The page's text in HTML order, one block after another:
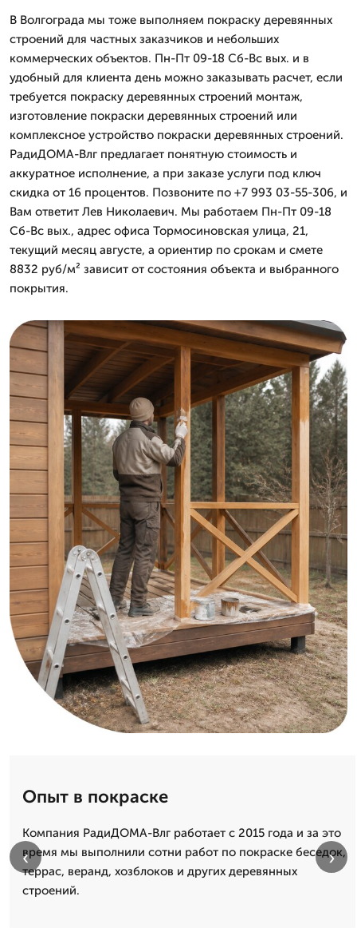
В Волгограда мы тоже выполняем покраску деревянных
строений для частных заказчиков и небольших
коммерческих объектов. Пн-Пт 09-18 Сб-Вс вых. и в
удобный для клиента день можно заказывать расчет, если
требуется покраску деревянных строений монтаж,
изготовление покраски деревянных строений или
комплексное устройство покраски деревянных строений.
РадиДОМА-Влг предлагает понятную стоимость и
аккуратное исполнение, а при заказе услуги под ключ
скидка от 16 процентов. Позвоните по +7 993 03-55-306, и
Вам ответит Лев Николаевич. Мы работаем Пн-Пт 09-18
Сб-Вс вых., адрес офиса Тормосиновская улица, 21,
текущий месяц августе, а ориентир по срокам и смете
8832 руб/м² зависит от состояния объекта и выбранного
покрытия.
Опыт в покраске
Компания РадиДОМА-Влг работает с 2015 года и за это
время мы выполнили сотни работ по покраске беседок,
террас, веранд, хозблоков и других деревянных
строений.
‹ ›